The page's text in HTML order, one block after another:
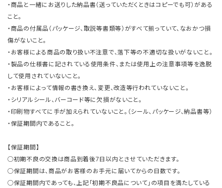
・商品と一緒にお送りした納品書（送っていただくときはコピーでも可）がある
こと。
・商品の付属品（パッケージ、取説等書類等）がすべて揃っていて、なおかつ損
傷がないこと。
・お客様による商品の取り扱い不注意で、落下等の不適切な扱いがないこと。
・製品の仕様書に記されている使用条件、または使用上の注意事項等を逸脱
して使用されていないこと。
・お客様によって情報の書き換え、変更、改造等行われていないこと。
・シリアルシール、バーコード等に欠損がないこと。
・印刷物すべてに手が加えられていないこと。（シール、パッケージ、納品書等）
・保証期間内であること。
【保証期間】
○初期不良の交換は商品到着後7日以内とさせていただきます。
○保証期間は、商品がお客様のお手元に届いてからの日数です。
○保証期間内であっても、上記「初期不良品について」の項目を満たしている